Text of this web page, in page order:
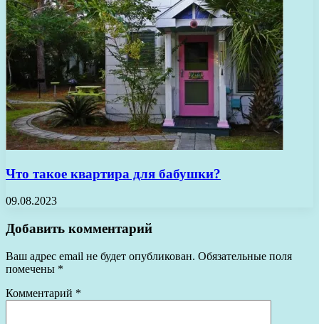
Что такое квартира для бабушки?
09.08.2023
Добавить комментарий
Ваш адрес email не будет опубликован. Обязательные поля
помечены *
Комментарий *